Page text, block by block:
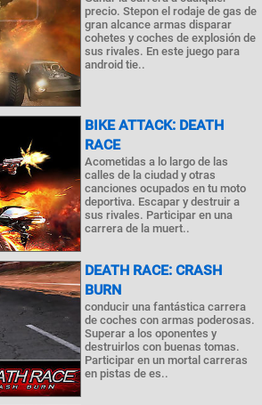
precio. Stepon el rodaje de gas de
gran alcance armas disparar
cohetes y coches de explosión de
sus rivales. En este juego para
android tie..
BIKE ATTACK: DEATH
RACE
Acometidas a lo largo de las
calles de la ciudad y otras
canciones ocupados en tu moto
deportiva. Escapar y destruir a
sus rivales. Participar en una
carrera de la muert..
DEATH RACE: CRASH
BURN
conducir una fantástica carrera
de coches con armas poderosas.
Superar a los oponentes y
destruirlos con buenas tomas.
Participar en un mortal carreras
en pistas de es..